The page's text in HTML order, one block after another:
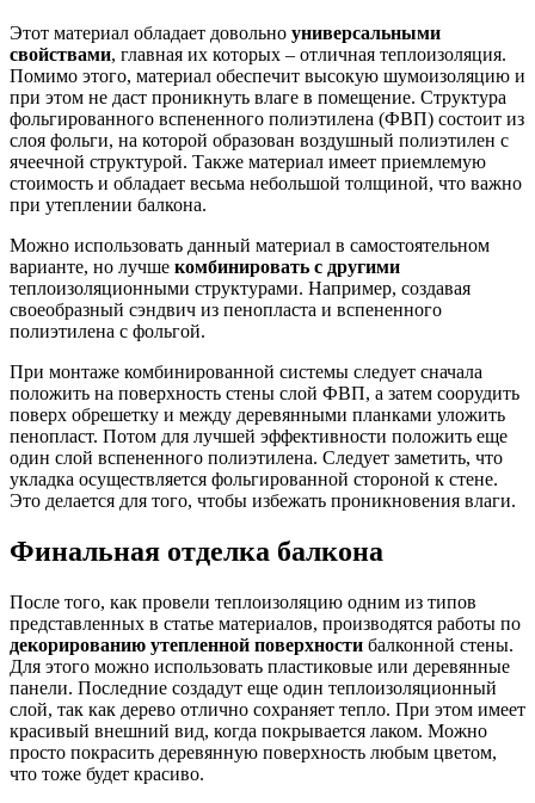
Этот материал обладает довольно универсальными
свойствами, главная их которых – отличная теплоизоляция.
Помимо этого, материал обеспечит высокую шумоизоляцию и
при этом не даст проникнуть влаге в помещение. Структура
фольгированного вспененного полиэтилена (ФВП) состоит из
слоя фольги, на которой образован воздушный полиэтилен с
ячеечной структурой. Также материал имеет приемлемую
стоимость и обладает весьма небольшой толщиной, что важно
при утеплении балкона.
Можно использовать данный материал в самостоятельном
варианте, но лучше комбинировать с другими
теплоизоляционными структурами. Например, создавая
своеобразный сэндвич из пенопласта и вспененного
полиэтилена с фольгой.
При монтаже комбинированной системы следует сначала
положить на поверхность стены слой ФВП, а затем соорудить
поверх обрешетку и между деревянными планками уложить
пенопласт. Потом для лучшей эффективности положить еще
один слой вспененного полиэтилена. Следует заметить, что
укладка осуществляется фольгированной стороной к стене.
Это делается для того, чтобы избежать проникновения влаги.
Финальная отделка балкона
После того, как провели теплоизоляцию одним из типов
представленных в статье материалов, производятся работы по
декорированию утепленной поверхности балконной стены.
Для этого можно использовать пластиковые или деревянные
панели. Последние создадут еще один теплоизоляционный
слой, так как дерево отлично сохраняет тепло. При этом имеет
красивый внешний вид, когда покрывается лаком. Можно
просто покрасить деревянную поверхность любым цветом,
что тоже будет красиво.